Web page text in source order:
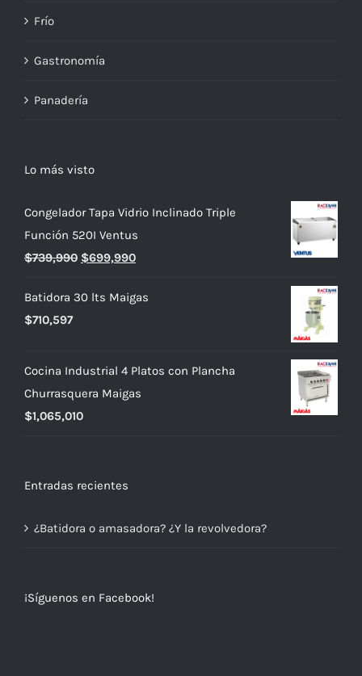
Frío
Gastronomía
Panadería
Lo más visto
Congelador Tapa Vidrio Inclinado Triple
Función 520I Ventus
$739,990 El
original
$699,990El
actual
Batidora 30 lts Maigas
$710,597
Cocina Industrial 4 Platos con Plancha
Churrasquera Maigas
$1,065,010
Entradas recientes
¿Batidora o amasadora? ¿Y la revolvedora?
¡Síguenos en Facebook!